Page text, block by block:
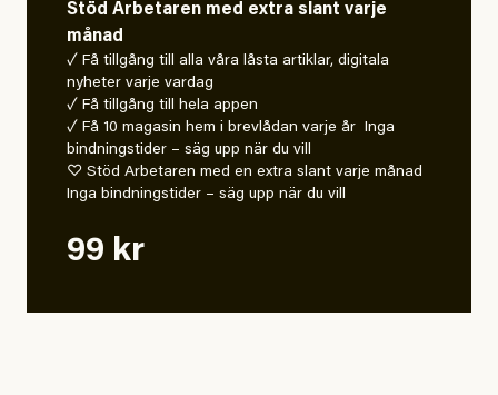
Stöd Arbetaren med extra slant varje
månad
✓ Få tillgång till alla våra låsta artiklar, digitala
nyheter varje vardag
✓ Få tillgång till hela appen
✓ Få 10 magasin hem i brevlådan varje år Inga
bindningstider – säg upp när du vill
♡ Stöd Arbetaren med en extra slant varje månad
Inga bindningstider – säg upp när du vill
99 kr